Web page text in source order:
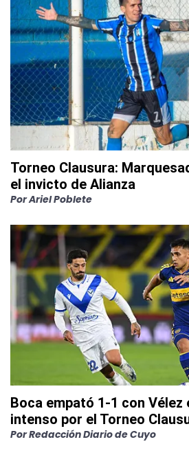
Torneo Clausura:
el invicto de Alianza
PorAriel Poblete
Boca empató 1-1 con Vélez
intenso por el Torneo
PorRedacción Diario de Cuyo